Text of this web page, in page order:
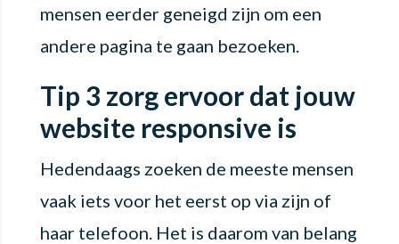
mensen eerder geneigd zijn om een
andere pagina te gaan bezoeken.
Tip 3 zorg ervoor dat jouw
website responsive is
Hedendaags zoeken de meeste mensen
vaak iets voor het eerst op via zijn of
haar telefoon. Het is daarom van belang